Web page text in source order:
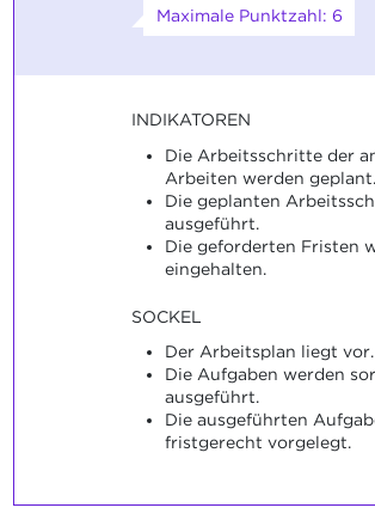
Maximale Punktzahl: 6
INDIKATOREN
Die Arbeitsschritte der
Arbeiten werden geplant.
Die geplanten
ausgeführt.
Die geforderten Fristen
eingehalten.
SOCKEL
Der Arbeitsplan liegt vor.
Die Aufgaben werden
ausgeführt.
Die ausgeführten
fristgerecht vorgelegt.